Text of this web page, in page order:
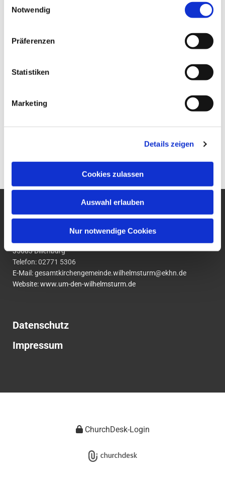
Notwendig
Präferenzen
Statistiken
Marketing
Details zeigen
Cookies zulassen
Auswahl erlauben
Nur notwendige Cookies
Ev. Gesamtkirchengemeinde
um den Wilhelmsturm
35683 Dillenburg
Telefon:02771 5306
E-Mail:gesamtkirchengemeinde.wilhelmsturm@ekhn.de
Website: www.um-den-wilhelmsturm.de
Datenschutz
Impressum
ChurchDesk-Login